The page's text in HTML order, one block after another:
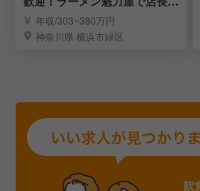
補として活躍！
年収/303~380万円
神奈川県 横浜市緑区